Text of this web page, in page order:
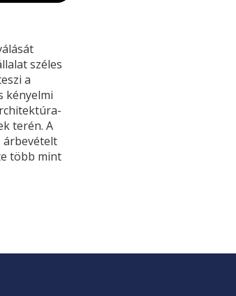
széles
a
kényelmi
terén. A
árbevételt
több mint